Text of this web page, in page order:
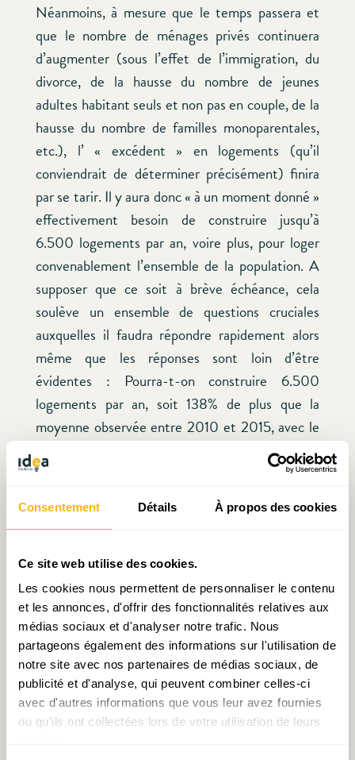
Consentement Détails À propos des cookies
Ce site web utilise des cookies.
Les cookies nous permettent de personnaliser le contenu
et les annonces, d'offrir des fonctionnalités relatives aux
médias sociaux et d'analyser notre trafic. Nous
partageons également des informations sur l'utilisation de
notre site avec nos partenaires de médias sociaux, de
publicité et d'analyse, qui peuvent combiner celles-ci
avec d'autres informations que vous leur avez fournies
ou qu'ils ont collectées lors de votre utilisation de leurs
Néanmoins, à mesure que le temps passera et
que le nombre de ménages privés continuera
d’augmenter (sous l’effet de l’immigration, du
divorce, de la hausse du nombre de jeunes
adultes habitant seuls et non pas en couple, de la
hausse du nombre de familles monoparentales,
etc.), l’ « excédent » en logements (qu’il
conviendrait de déterminer précisément) finira
par se tarir. Il y aura donc « à un moment donné »
effectivement besoin de construire jusqu’à
6.500 logements par an, voire plus, pour loger
convenablement l’ensemble de la population. A
supposer que ce soit à brève échéance, cela
soulève un ensemble de questions cruciales
auxquelles il faudra répondre rapidement alors
même que les réponses sont loin d’être
évidentes : Pourra-t-on construire 6.500
logements par an, soit 138% de plus que la
moyenne observée entre 2010 et 2015, avec le
nombre de salariés que compte actuellement le
secteur du bâtiment ou faudra-t-il une « vague »
? Est-ce qu’une reconsidération
des congés collectifs estivaux sera nécessaire
boom de la construction? Comment, alors que le
foncier absorbe dans certains cas plus de 50% du
coût de sortie d’un logement, parvenir à
construire deux fois plus sans que les prix
immobiliers ne s’envolent? Quelles
simplifications des normes de construction
envisager afin de favoriser l’activité du secteur
du bâtiment et raccourcir les délais de livraison?